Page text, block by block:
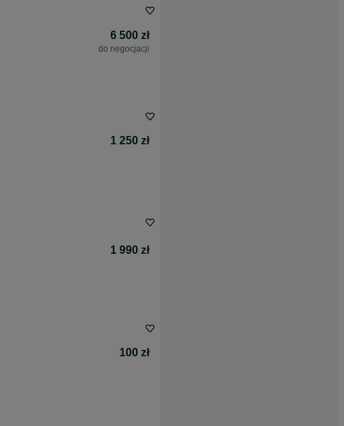
6 500 zł
do negocjacji
1 250 zł
1 990 zł
100 zł